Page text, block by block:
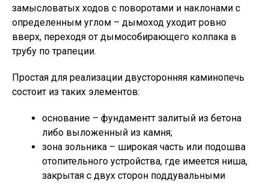
замысловатых ходов с поворотами и наклонами с
определенным углом – дымоход уходит ровно
вверх, переходя от дымособирающего колпака в
трубу по трапеции.
Простая для реализации двусторонняя каминопечь
состоит из таких элементов:
основание – фундаментт залитый из бетона
либо выложенный из камня;
зона зольника – широкая часть или подошва
отопительного устройства, где имеется ниша,
закрытая с двух сторон поддувальными